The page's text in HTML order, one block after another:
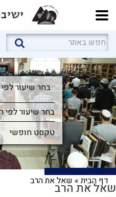
בחר שיעור לפי
בחר שיעור
בחר שיעור לפי
דף הבית» שאל את הרבשאל את הרב